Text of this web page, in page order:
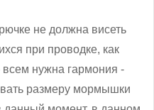
не должна висеть
при проводке, как
нужна гармония -
размеру мормышки